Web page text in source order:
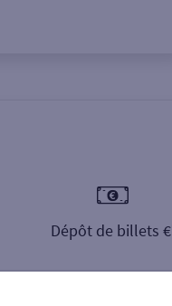
Dépôt de billets €